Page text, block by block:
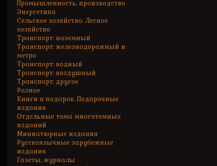
Промышленность, производство
Энергетика
Сельское хозяйство. Лесное
хозяйство
Транспорт: наземный
Транспорт: железнодорожный и
метро
Транспорт: водный
Транспорт: воздушный
Транспорт: другое
Разное
Книги в подарок. Подарочные
издания
Отдельные тома многотомных
изданий
Миниатюрные издания
Русскоязычные зарубежные
издания
Газеты, журналы